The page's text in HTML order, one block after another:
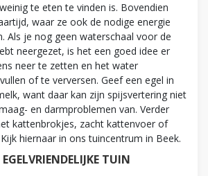
te eten te vinden is. Bovendien
waar ze ook de nodige energie
Als je nog geen waterschaal voor de
neergezet, is het een goed idee er
neer te zetten en het water
of te verversen. Geef een egel in
want daar kan zijn spijsvertering niet
en darmproblemen van. Verder
kattenbrokjes, zacht kattenvoer of
hiernaar in ons tuincentrum in Beek.
TUIN